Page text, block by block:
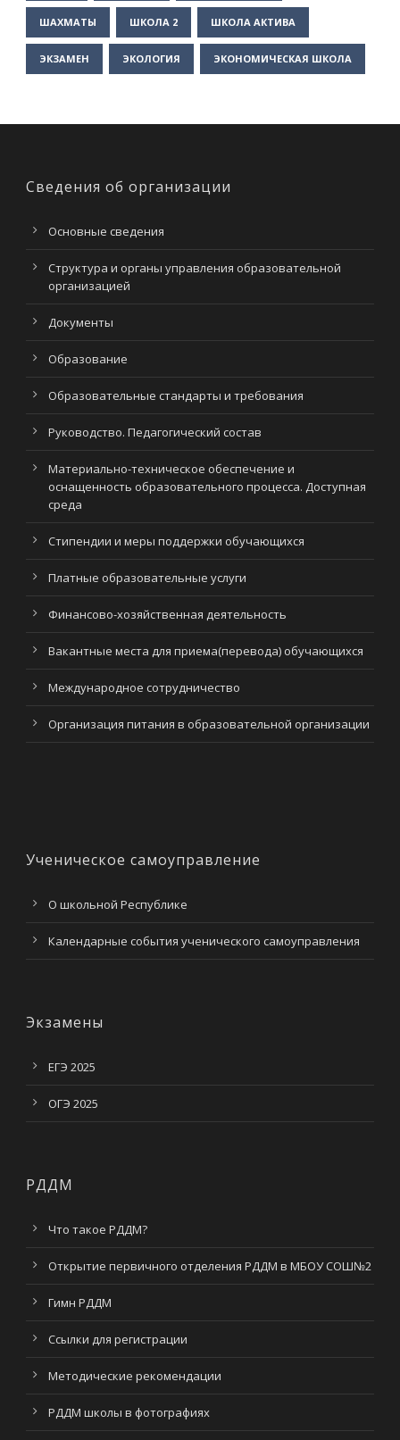
ШАХМАТЫ ШКОЛА 2 ШКОЛА АКТИВА
ЭКЗАМЕН ЭКОЛОГИЯ ЭКОНОМИЧЕСКАЯ ШКОЛА
Сведения об организации
Основные сведения
Структура и органы управления образовательной
организацией
Документы
Образование
Образовательные стандарты и требования
Руководство. Педагогический состав
Материально-техническое обеспечение и
оснащенность образовательного процесса. Доступная
среда
Стипендии и меры поддержки обучающихся
Платные образовательные услуги
Финансово-хозяйственная деятельность
Вакантные места для приема(перевода) обучающихся
Международное сотрудничество
Организация питания в образовательной организации
Ученическое самоуправление
О школьной Республике
Календарные события ученического самоуправления
Экзамены
ЕГЭ 2025
ОГЭ 2025
РДДМ
Что такое РДДМ?
Открытие первичного отделения РДДМ в МБОУ СОШ№2
Гимн РДДМ
Ссылки для регистрации
Методические рекомендации
РДДМ школы в фотографиях